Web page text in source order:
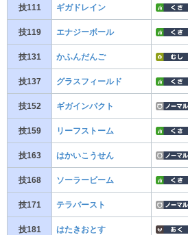
技111 ギガドレイン
技119 エナジーボール
技131 かふんだんご
技137 グラスフィールド
技152 ギガインパクト
技159 リーフストーム
技163 はかいこうせん
技168 ソーラービーム
技171 テラバースト
技181 はたきおとす